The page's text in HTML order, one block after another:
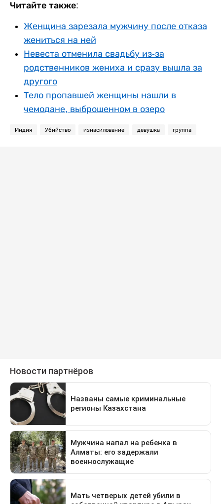
Читайте также:
Женщина зарезала мужчину после отказа
жениться на ней
Невеста отменила свадьбу из-за
родственников жениха и сразу вышла за
другого
Тело пропавшей женщины нашли в
чемодане, выброшенном в озеро
Индия Убийство изнасилование девушка группа